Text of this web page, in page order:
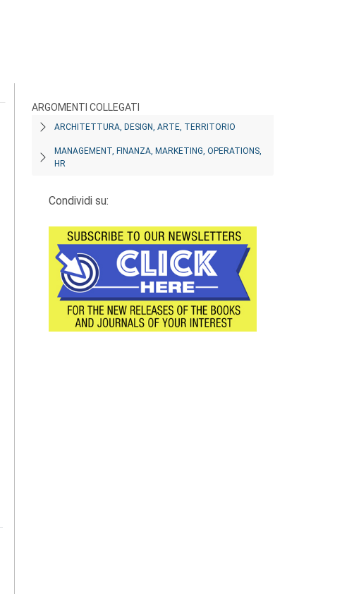
ARGOMENTI COLLEGATI
ARCHITETTURA, DESIGN, ARTE, TERRITORIO
MANAGEMENT, FINANZA, MARKETING, OPERATIONS,
HR
Condividi su: